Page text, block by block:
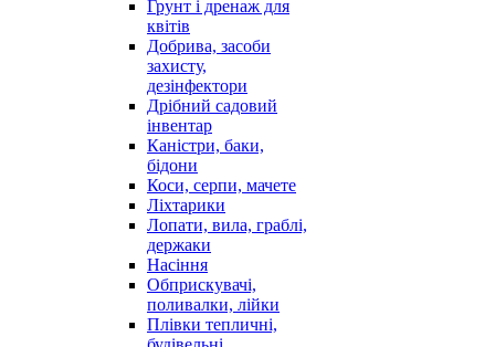
Грунт і дренаж для
квітів
Добрива, засоби
захисту,
дезінфектори
Дрібний садовий
інвентар
Каністри, баки,
бідони
Коси, серпи, мачете
Ліхтарики
Лопати, вила, граблі,
держаки
Насіння
Обприскувачі,
поливалки, лійки
Плівки тепличні,